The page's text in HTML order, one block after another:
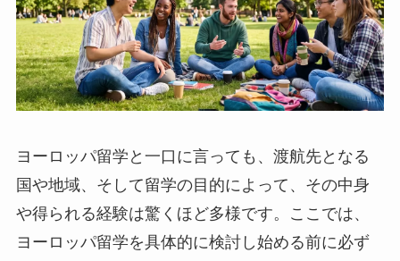
ヨーロッパ留学と一口に言っても、渡航先となる
国や地域、そして留学の目的によって、その中身
や得られる経験は驚くほど多様です。ここでは、
ヨーロッパ留学を具体的に検討し始める前に必ず